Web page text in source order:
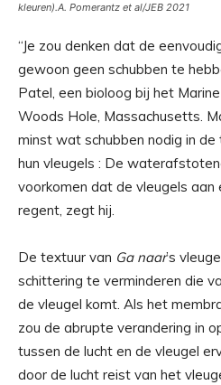
kleuren).A. Pomerantz et al/JEB 2021
“Je zou denken dat de
gewoon geen schubben te
Patel, een bioloog bij het
Woods Hole, Massachusetts.
minst wat schubben nodig in
hun vleugels : De
voorkomen dat de vleugels aan
regent, zegt hij.
De textuur van Ga naar’s
schittering te verminderen die
de vleugel komt. Als het
zou de abrupte verandering in
tussen de lucht en de vleugel
door de lucht reist van het